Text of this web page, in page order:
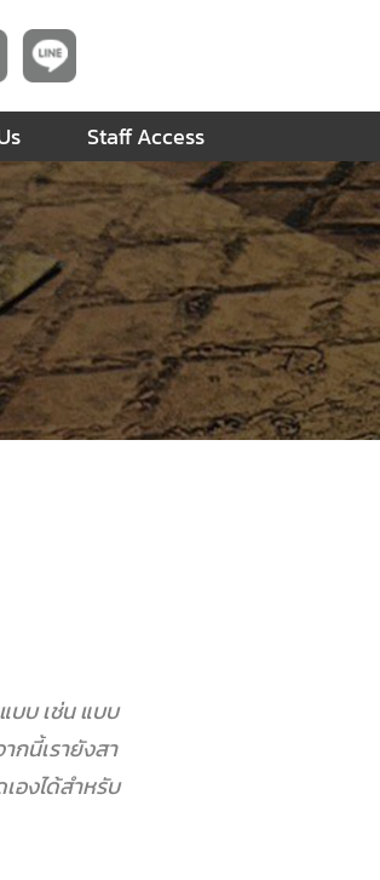
Staff Access
บบ เช่น แบบ
กนี้เรายังสา
องได้สำหรับ